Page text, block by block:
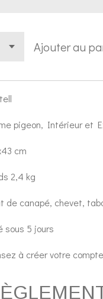
Ajouter au
pigeon, Intérieur et
cm
2,4 kg
de canapé, chevet,
sous 5 jours
à créer votre